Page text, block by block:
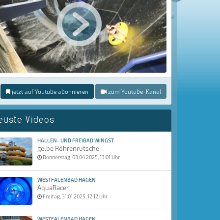
jetzt auf Youtube abonnieren zum Youtube-Kanal
Videos
HALLEN- UND FREIBAD WINGST
gelbe Röhrenrutsche
Donnerstag, 03.04.2025, 13:01 Uhr
WESTFALENBAD HAGEN
AquaRacer
Freitag, 31.01.2025, 12:12 Uhr